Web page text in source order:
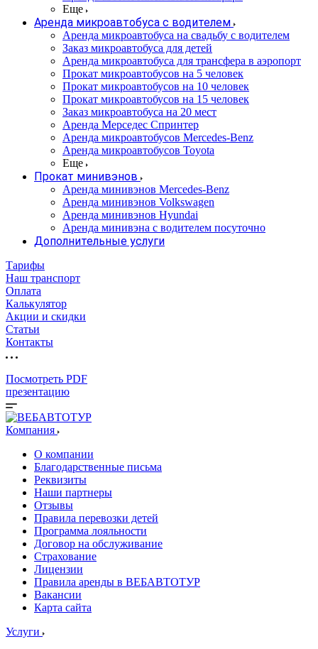
Еще
Аренда микроавтобуса с водителем
Аренда микроавтобуса на свадьбу с водителем
Заказ микроавтобуса для детей
Аренда микроавтобуса для трансфера в аэропорт
Прокат микроавтобусов на 5 человек
Прокат микроавтобусов на 10 человек
Прокат микроавтобусов на 15 человек
Заказ микроавтобуса на 20 мест
Аренда Мерседес Спринтер
Аренда микроавтобусов Mercedes-Benz
Аренда микроавтобусов Toyota
Еще
Прокат минивэнов
Аренда минивэнов Mercedes-Benz
Аренда минивэнов Volkswagen
Аренда минивэнов Hyundai
Аренда минивэна с водителем посуточно
Дополнительные услуги
Тарифы
Наш транспорт
Оплата
Калькулятор
Акции и скидки
Статьи
Контакты
Посмотреть PDF
презентацию
Компания
О компании
Благодарственные письма
Реквизиты
Наши партнеры
Отзывы
Правила перевозки детей
Программа лояльности
Договор на обслуживание
Страхование
Лицензии
Правила аренды в ВЕБАВТОТУР
Вакансии
Карта сайта
Услуги